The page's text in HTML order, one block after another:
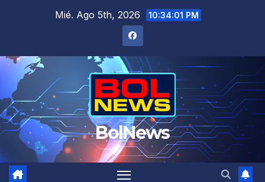
Mié. Ago 5th, 2026 10:34:01 PM
BolNews